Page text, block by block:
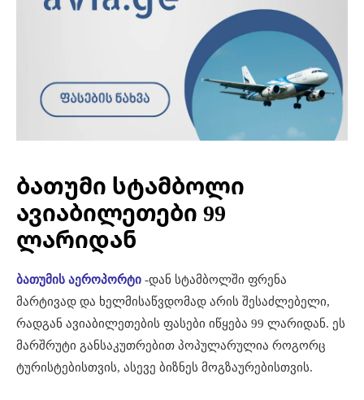
ბათუმი სტამბოლი
ავიაბილეთები 99
ლარიდან
ბათუმის აეროპორტი -დან სტამბოლში ფრენა
მარტივად და ხელმისაწვდომად არის შესაძლებელი,
რადგან ავიაბილეთების ფასები იწყება 99 ლარიდან. ეს
მარშრუტი განსაკუთრებით პოპულარულია როგორც
ტურისტებისთვის, ასევე ბიზნეს მოგზაურებისთვის.